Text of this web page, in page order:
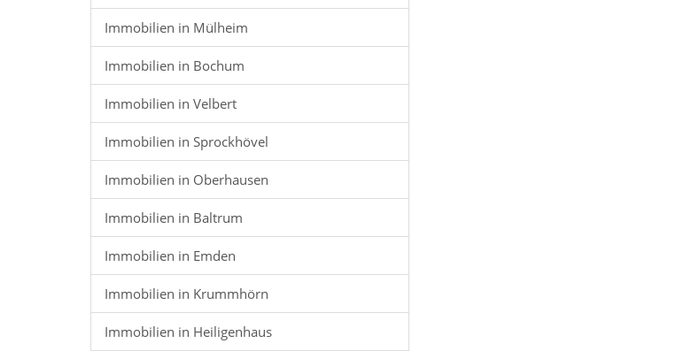
Immobilien in Mülheim
Immobilien in Bochum
Immobilien in Velbert
Immobilien in Sprockhövel
Immobilien in Oberhausen
Immobilien in Baltrum
Immobilien in Emden
Immobilien in Krummhörn
Immobilien in Heiligenhaus